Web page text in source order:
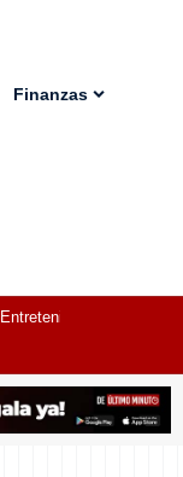
Finanzas
Entretenimiento